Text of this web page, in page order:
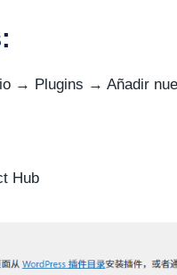
→ Plugins → Añadir
Hub